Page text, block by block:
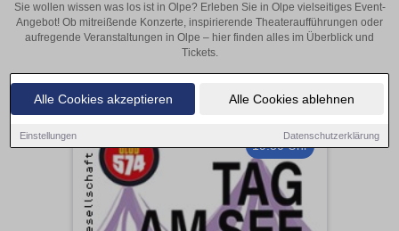
Alle Cookies akzeptieren Alle Cookies ablehnen
Einstellungen Datenschutzerklärung
Sie wollen wissen was los ist in Olpe? Erleben Sie in Olpe vielseitiges Event-
Angebot! Ob mitreißende Konzerte, inspirierende Theateraufführungen oder
aufregende Veranstaltungen in Olpe – hier finden alles im Überblick und
Tickets.
19:30 Uhr